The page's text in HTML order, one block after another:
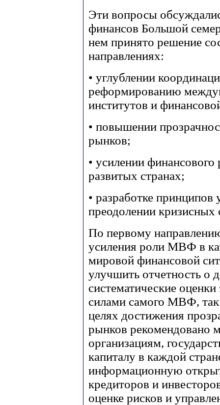
Эти вопросы
финансов Большой
нем принято решение
направлениях:
• углублении
реформированию
институтов и
• повышении
рынков;
• усилении
развитых странах;
• разработке принципов
преодолении кризисных
По первому
усиления роли МВФ в
мировой финансовой
улучшить отчетность о
систематические
силами самого МВФ,
целях достижения
рынков рекомендовано
организациям,
капиталу в каждой
информационную
кредиторов и
оценке рисков и